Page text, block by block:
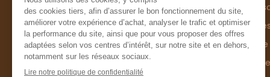
Chapellerie Traclet
4 rue de Cadore
42300 Roanne
Matière
Type